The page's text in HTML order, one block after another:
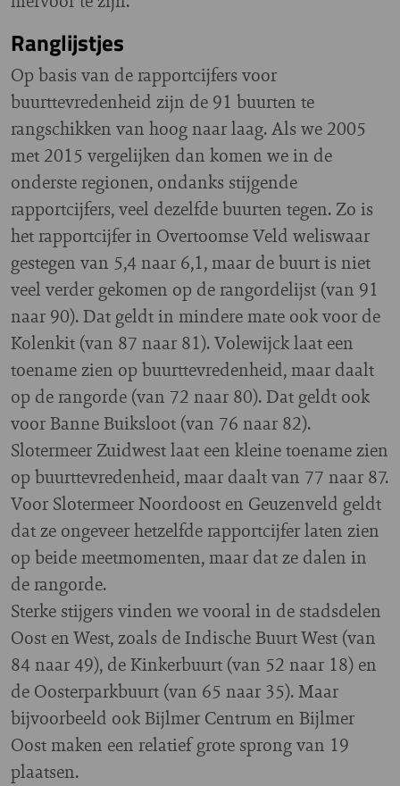
Ranglijstjes
Op basis van de rapportcijfers voor
buurttevredenheid zijn de 91 buurten te
rangschikken van hoog naar laag. Als we 2005
met 2015 vergelijken dan komen we in de
onderste regionen, ondanks stijgende
rapportcijfers, veel dezelfde buurten tegen. Zo is
het rapportcijfer in Overtoomse Veld weliswaar
gestegen van 5,4 naar 6,1, maar de buurt is niet
veel verder gekomen op de rangordelijst (van 91
naar 90). Dat geldt in mindere mate ook voor de
Kolenkit (van 87 naar 81). Volewijck laat een
toename zien op buurttevredenheid, maar daalt
op de rangorde (van 72 naar 80). Dat geldt ook
voor Banne Buiksloot (van 76 naar 82).
Slotermeer Zuidwest laat een kleine toename zien
op buurttevredenheid, maar daalt van 77 naar 87.
Voor Slotermeer Noordoost en Geuzenveld geldt
dat ze ongeveer hetzelfde rapportcijfer laten zien
op beide meetmomenten, maar dat ze dalen in
de rangorde.
Sterke stijgers vinden we vooral in de stadsdelen
Oost en West, zoals de Indische Buurt West (van
84 naar 49), de Kinkerbuurt (van 52 naar 18) en
de Oosterparkbuurt (van 65 naar 35). Maar
bijvoorbeeld ook Bijlmer Centrum en Bijlmer
Oost maken een relatief grote sprong van 19
plaatsen.